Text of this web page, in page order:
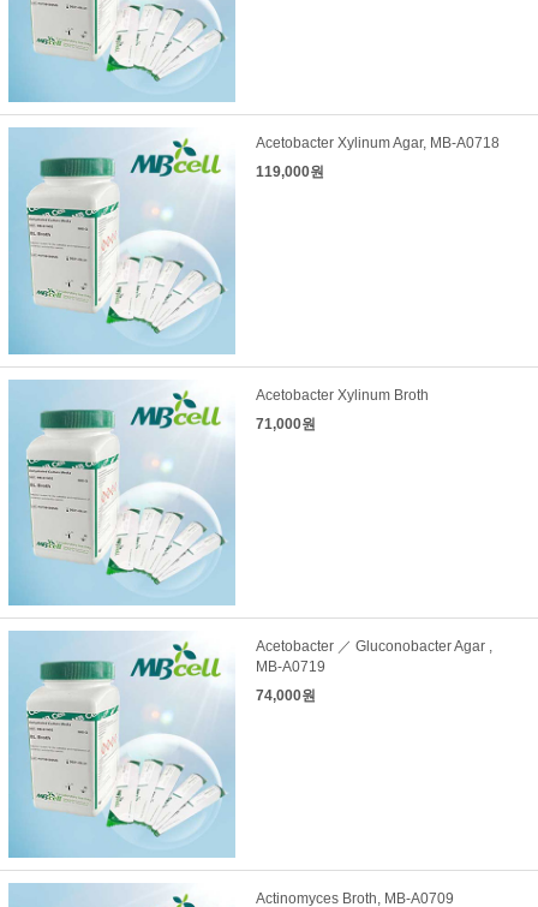
Acetobacter Xylinum Agar, MB-A0718
119,000원
Acetobacter Xylinum Broth
71,000원
Acetobacter ／ Gluconobacter Agar ,
MB-A0719
74,000원
Actinomyces Broth, MB-A0709